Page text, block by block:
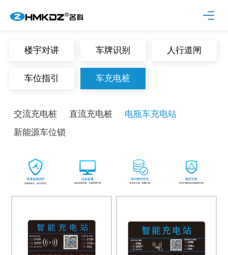
楼宇对讲 车牌识别 人行道闸
车位指引 车充电桩
交流充电桩 直流充电桩
电瓶车充电站
新能源车位锁